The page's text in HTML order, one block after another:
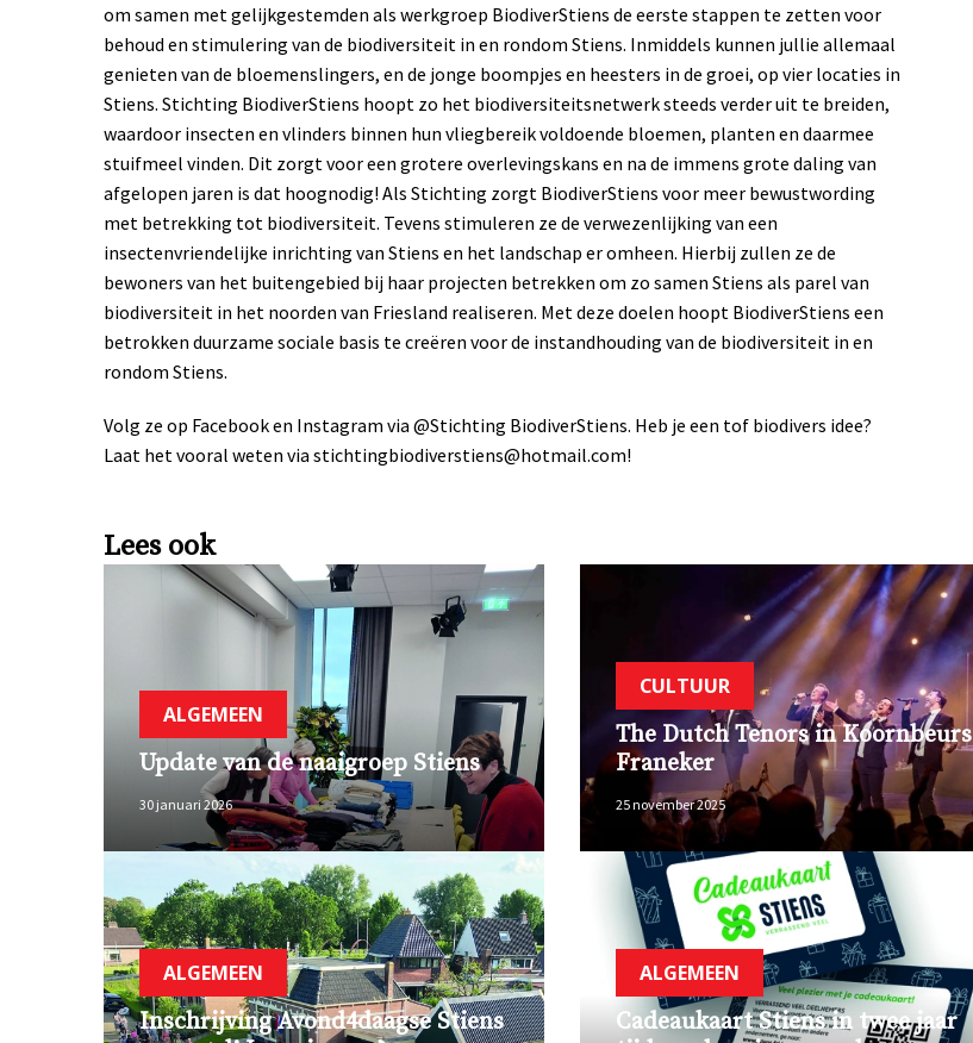
om samen met gelijkgestemden als werkgroep BiodiverStiens de eerste stappen te zetten voor
behoud en stimulering van de biodiversiteit in en rondom Stiens. Inmiddels kunnen jullie allemaal
genieten van de bloemenslingers, en de jonge boompjes en heesters in de groei, op vier locaties in
Stiens. Stichting BiodiverStiens hoopt zo het biodiversiteitsnetwerk steeds verder uit te breiden,
waardoor insecten en vlinders binnen hun vliegbereik voldoende bloemen, planten en daarmee
stuifmeel vinden. Dit zorgt voor een grotere overlevingskans en na de immens grote daling van
afgelopen jaren is dat hoognodig! Als Stichting zorgt BiodiverStiens voor meer bewustwording
met betrekking tot biodiversiteit. Tevens stimuleren ze de verwezenlijking van een
insectenvriendelijke inrichting van Stiens en het landschap er omheen. Hierbij zullen ze de
bewoners van het buitengebied bij haar projecten betrekken om zo samen Stiens als parel van
biodiversiteit in het noorden van Friesland realiseren. Met deze doelen hoopt BiodiverStiens een
betrokken duurzame sociale basis te creëren voor de instandhouding van de biodiversiteit in en
rondom Stiens.
Volg ze op Facebook en Instagram via @Stichting BiodiverStiens. Heb je een tof biodivers idee?
Laat het vooral weten via stichtingbiodiverstiens@hotmail.com!
Lees ook
ALGEMEEN
Update van de naaigroep Stiens
30 januari 2026
CULTUUR
The Dutch Tenors in Koornbeurs
Franeker
25 november 2025
ALGEMEEN
Inschrijving Avond4daagse Stiens
ALGEMEEN
Cadeaukaart Stiens in twee jaar